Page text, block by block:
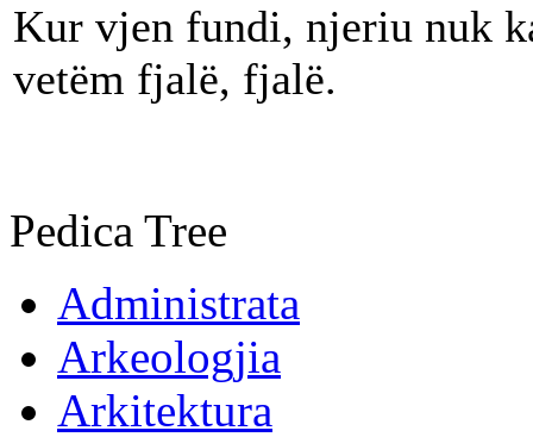
Kur vjen fundi, njeriu nuk
vetëm fjalë, fjalë.
Pedica Tree
Administrata
Arkeologjia
Arkitektura